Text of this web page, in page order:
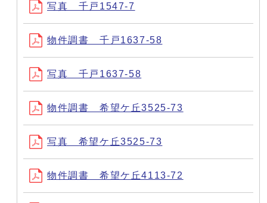
写真 千戸1547-7
物件調書 千戸1637-58
写真 千戸1637-58
物件調書 希望ケ丘3525-73
写真 希望ケ丘3525-73
物件調書 希望ケ丘4113-72